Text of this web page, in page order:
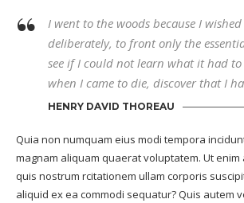
I went to the woods because I
deliberately, to front only the
see if I could not learn what it had
when I came to die, discover that I
HENRY DAVID THOREAU
Quia non numquam eius modi tempora
magnam aliquam quaerat voluptatem. Ut enim
quis nostrum rcitationem ullam corporis
aliquid ex ea commodi sequatur? Quis autem